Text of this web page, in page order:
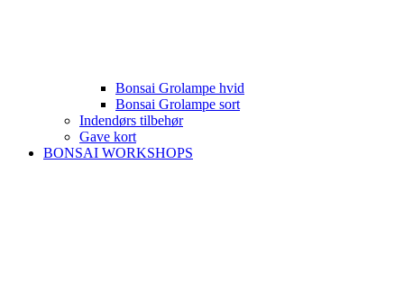
Bonsai Grolampe hvid
Bonsai Grolampe sort
Indendørs tilbehør
Gave kort
BONSAI WORKSHOPS